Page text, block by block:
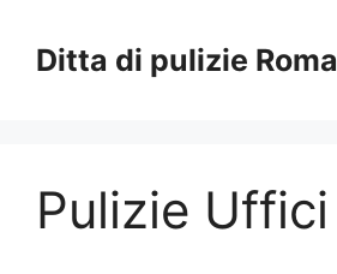
contenuto
Ditta di pulizie Roma
Pulizie Uffici